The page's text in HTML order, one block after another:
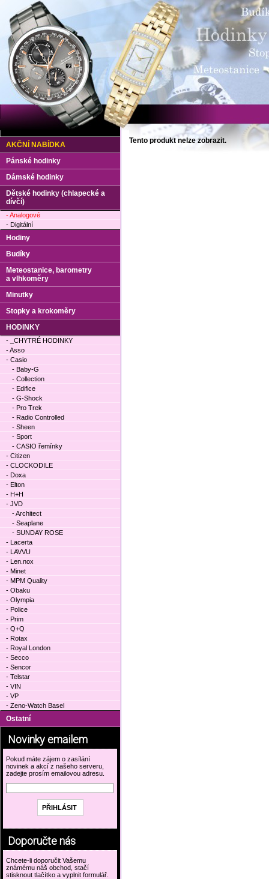
Tento produkt nelze zobrazit.
AKČNÍ NABÍDKA
Pánské hodinky
Dámské hodinky
Dětské hodinky (chlapecké a
dívčí)
- Analogové
- Digitální
Hodiny
Budíky
Meteostanice, barometry
a vlhkoměry
Minutky
Stopky a krokoměry
HODINKY
- _CHYTRÉ HODINKY
- Asso
- Casio
- Baby-G
- Collection
- Edifice
- G-Shock
- Pro Trek
- Radio Controlled
- Sheen
- Sport
- CASIO řemínky
- Citizen
- CLOCKODILE
- Doxa
- Elton
- H+H
- JVD
- Architect
- Seaplane
- SUNDAY ROSE
- Lacerta
- LAVVU
- Len.nox
- Minet
- MPM Quality
- Obaku
- Olympia
- Police
- Prim
- Q+Q
- Rotax
- Royal London
- Secco
- Sencor
- Telstar
- VIN
- VP
- Zeno-Watch Basel
Ostatní
Novinky emailem
Pokud máte zájem o zasílání
novinek a akcí z našeho serveru,
zadejte prosím emailovou adresu.
Doporučte nás
Chcete-li doporučit Vašemu
známému náš obchod, stačí
stisknout tlačítko a vyplnit formulář.